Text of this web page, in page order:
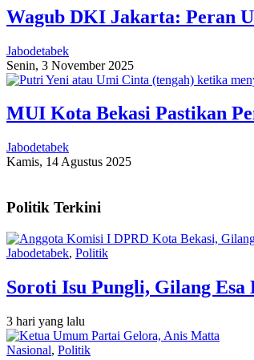
Wagub DKI Jakarta: Peran
Jabodetabek
Senin, 3 November 2025
MUI Kota Bekasi Pastikan
Jabodetabek
Kamis, 14 Agustus 2025
Politik Terkini
Jabodetabek, Politik
Soroti Isu Pungli, Gilang Esa
3 hari yang lalu
Nasional, Politik